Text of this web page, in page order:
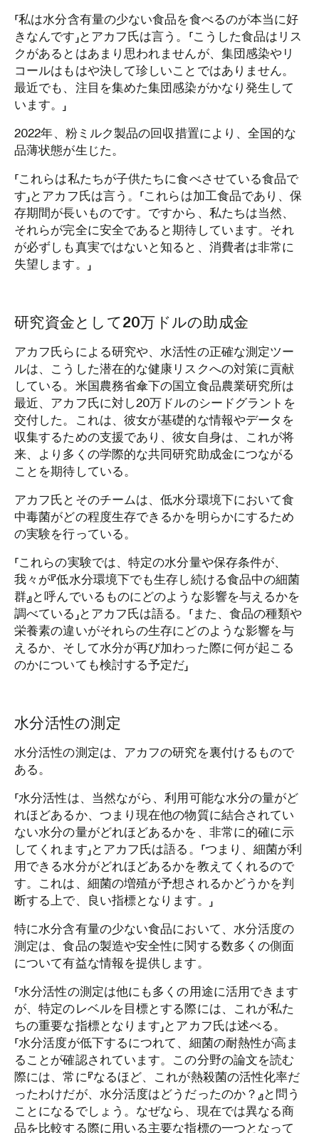
「私は水分含有量の少ない食品を食べるのが本当に好
きなんです」とアカフ氏は言う。「こうした食品はリス
クがあるとはあまり思われませんが、集団感染やリ
コールはもはや決して珍しいことではありません。
最近でも、注目を集めた集団感染がかなり発生して
います。」
2022年、粉ミルク製品の回収措置により、全国的な
品薄状態が生じた。
「これらは私たちが子供たちに食べさせている食品で
す」とアカフ氏は言う。「これらは加工食品であり、保
存期間が長いものです。ですから、私たちは当然、
それらが完全に安全であると期待しています。それ
が必ずしも真実ではないと知ると、消費者は非常に
失望します。」
研究資金として20万ドルの助成金
アカフ氏らによる研究や、水活性の正確な測定ツー
ルは、こうした潜在的な健康リスクへの対策に貢献
している。米国農務省傘下の国立食品農業研究所は
最近、アカフ氏に対し20万ドルのシードグラントを
交付した。これは、彼女が基礎的な情報やデータを
収集するための支援であり、彼女自身は、これが将
来、より多くの学際的な共同研究助成金につながる
ことを期待している。
アカフ氏とそのチームは、低水分環境下において食
中毒菌がどの程度生存できるかを明らかにするため
の実験を行っている。
「これらの実験では、特定の水分量や保存条件が、
我々が『低水分環境下でも生存し続ける食品中の細菌
群』と呼んでいるものにどのような影響を与えるかを
調べている」とアカフ氏は語る。「また、食品の種類や
栄養素の違いがそれらの生存にどのような影響を与
えるか、そして水分が再び加わった際に何が起こる
のかについても検討する予定だ」
水分活性の測定
水分活性の測定は、アカフの研究を裏付けるもので
ある。
「水分活性は、当然ながら、利用可能な水分の量がど
れほどあるか、つまり現在他の物質に結合されてい
ない水分の量がどれほどあるかを、非常に的確に示
してくれます」とアカフ氏は語る。「つまり、細菌が利
用できる水分がどれほどあるかを教えてくれるので
す。これは、細菌の増殖が予想されるかどうかを判
断する上で、良い指標となります。」
特に水分含有量の少ない食品において、水分活度の
測定は、食品の製造や安全性に関する数多くの側面
について有益な情報を提供します。
「水分活性の測定は他にも多くの用途に活用できます
が、特定のレベルを目標とする際には、これが私た
ちの重要な指標となります」とアカフ氏は述べる。
「水分活度が低下するにつれて、細菌の耐熱性が高ま
ることが確認されています。この分野の論文を読む
際には、常に『なるほど、これが熱殺菌の活性化率だ
ったわけだが、水分活度はどうだったのか？』と問う
ことになるでしょう。なぜなら、現在では異なる商
品を比較する際に用いる主要な指標の一つとなって